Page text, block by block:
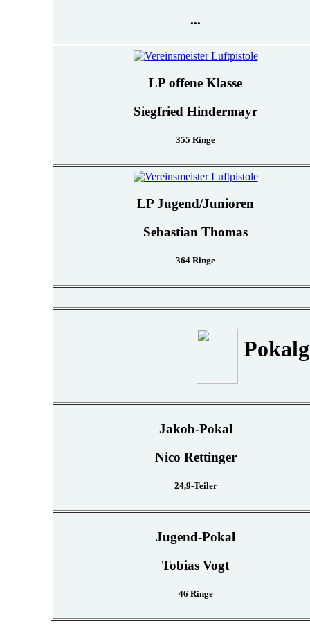
...
LP offene Klasse
Siegfried Hindermayr
355 Ringe
LP Jugend/Junioren
Sebastian Thomas
364 Ringe
Jakob-Pokal
Nico Rettinger
24,9-Teiler
Jugend-Pokal
Tobias Vogt
46 Ringe